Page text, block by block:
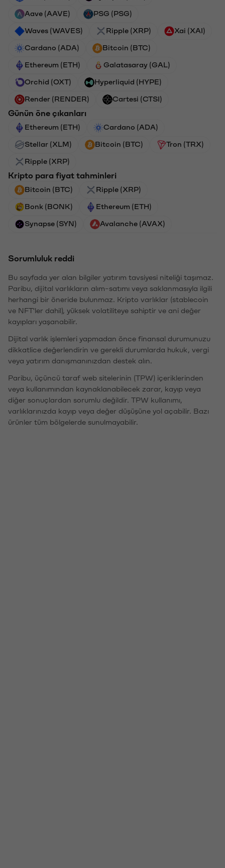
Aave (AAVE) PSG (PSG)
Waves (WAVES) Ripple (XRP) Xai (XAI)
Cardano (ADA) Bitcoin (BTC)
Ethereum (ETH) Galatasaray (GAL)
Orchid (OXT) Hyperliquid (HYPE)
Render (RENDER) Cartesi (CTSI)
Günün öne çıkanları
Ethereum (ETH) Cardano (ADA)
Stellar (XLM) Bitcoin (BTC) Tron (TRX)
Ripple (XRP)
Kripto para fiyat tahminleri
Bitcoin (BTC) Ripple (XRP)
Bonk (BONK) Ethereum (ETH)
Synapse (SYN) Avalanche (AVAX)
Sorumluluk reddi
Bu sayfada yer alan bilgiler yatırım tavsiyesi niteliği taşımaz.
Paribu, dijital varlıkların alım-satımı veya saklanmasıyla ilgili
herhangi bir öneride bulunmaz. Kripto varlıklar (stablecoin
ve NFT'ler dahil), yüksek volatiliteye sahiptir ve ani değer
kayıpları yaşanabilir.
Dijital varlık işlemleri yapmadan önce finansal durumunuzu
dikkatlice değerlendirin ve gerekli durumlarda hukuk, vergi
veya yatırım danışmanınızdan destek alın.
Paribu, üçüncü taraf web sitelerinin (TPW) içeriklerinden
veya kullanımından kaynaklanabilecek zarar, kayıp veya
diğer sonuçlardan sorumlu değildir. TPW kullanımı,
varlıklarınızda kayıp veya değer düşüşüne yol açabilir. Bazı
ürünler tüm bölgelerde sunulmayabilir.